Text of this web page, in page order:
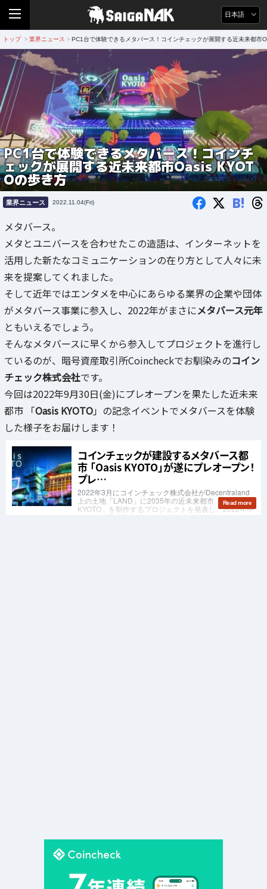
日本語
トップ > 業界ニュース > PC1台で体験できるメタバース！コインチェックが展開する近未来都市
PC1台で体験できるメタバース！コインチ
ェックが展開する近未来都市Oasis KYOT
Oの歩き方
業界ニュース 2022.11.04(Fri) B!
メタバース。
メタとユニバースを合わせたこの造語は、インターネットを
活用した新たなコミュニケーションの在り方として人々に未
来を提案してくれました。
そして近年ではエンタメを中心にあらゆる業界の企業や団体
がメタバース事業に参入し、2022年がまさにメタバース元年
ともいえるでしょう。
そんなメタバースに早くから参入してプロジェクトを進行し
ているのが、暗号資産取引所Coincheckでお馴染みのコイン
チェック株式会社です。
今回は2022年9月30日(金)にプレオープンを果たした近未来
都市 「Oasis KYOTO」の記念イベントでメタバースを体験
した様子をお届けします！